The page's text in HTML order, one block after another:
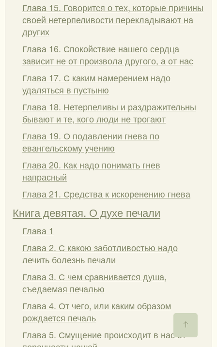
Глава 15. Говорится о тех, которые причины
своей нетерпеливости перекладывают на
других
Глава 16. Спокойствие нашего сердца
зависит не от произвола другого, а от нас
Глава 17. С каким намерением надо
удаляться в пустыню
Глава 18. Нетерпеливы и раздражительны
бывают и те, кого люди не трогают
Глава 19. О подавлении гнева по
евангельскому учению
Глава 20. Как надо понимать гнев
напрасный
Глава 21. Средства к искоренению гнева
Книга девятая. О духе печали
Глава 1
Глава 2. С какою заботливостью надо
лечить болезнь печали
Глава 3. С чем сравнивается душа,
съедаемая печалью
Глава 4. От чего, или каким образом
рождается печаль
Глава 5. Смущение происходит в нас от